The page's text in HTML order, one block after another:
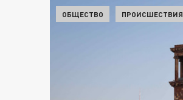
ОБЩЕСТВО ПРОИСШЕСТВИЯ